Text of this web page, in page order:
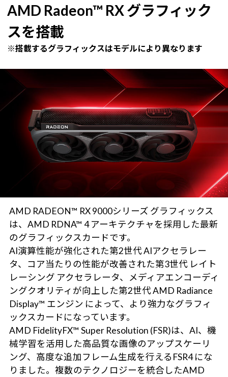
AMD Radeon™ RX グラフィック
スを搭載
※搭載するグラフィックスはモデルにより異なります
AMD RADEON™ RX 9000シリーズ グラフィックス
は、AMD RDNA™ 4 アーキテクチャを採用した最新
のグラフィックスカードです。
AI演算性能が強化された第2世代 AIアクセラレー
タ、コア当たりの性能が改善された第3世代 レイト
レーシング アクセラレータ、メディアエンコーディ
ングクオリティが向上した第2世代 AMD Radiance
Display™ エンジン によって、より強力なグラフィ
ックスカードになっています。
AMD FidelityFX™ Super Resolution (FSR)は、AI、機
械学習を活用した高品質な画像のアップスケーリ
ング、高度な追加フレーム生成を行えるFSR4 にな
りました。複数のテクノロジーを統合したAMD